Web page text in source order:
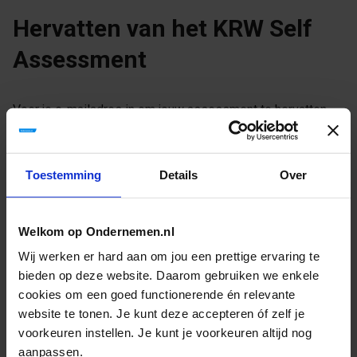
Toestemming Details Over
Welkom op Ondernemen.nl
Wij werken er hard aan om jou een prettige ervaring te
bieden op deze website. Daarom gebruiken we enkele
cookies om een goed functionerende én relevante
website te tonen. Je kunt deze accepteren óf zelf je
voorkeuren instellen. Je kunt je voorkeuren altijd nog
aanpassen.
Ga
naar
inhoud
Hervatten van het KRW Self
Assessment
Voer je e-mailadres in om jouw assessment te hervatten.
Je ontvangt een e-mail met een tijdelijke geldige link naar
‹ Terug
Uw e-mailadres
Voer het e-mailadres in waarmee je het assessment bent